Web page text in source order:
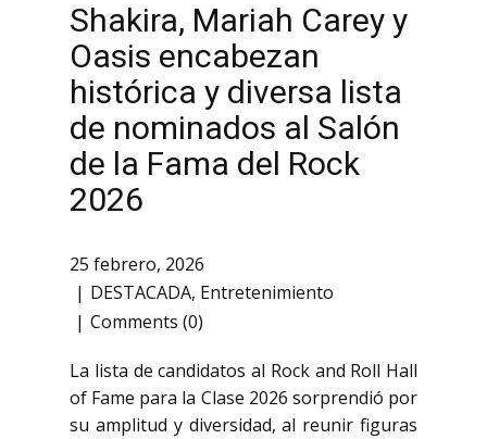
Shakira, Mariah Carey y
Oasis encabezan
histórica y diversa lista
de nominados al Salón
de la Fama del Rock
2026
25 febrero, 2026
DESTACADA, Entretenimiento
Comments (0)
La lista de candidatos al Rock and Roll Hall
of Fame para la Clase 2026 sorprendió por
su amplitud y diversidad, al reunir figuras